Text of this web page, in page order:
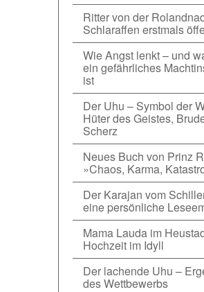
Ritter von der
Schlaraffen erstmals
Wie Angst lenkt – und
ein gefährliches
ist
Der Uhu – Symbol der
Hüter des Geistes,
Scherz
Neues Buch von Prinz
»Chaos, Karma,
Der Karajan vom
eine persönliche
Mama Lauda im
Hochzeit im Idyll
Der lachende Uhu –
des Wettbewerbs